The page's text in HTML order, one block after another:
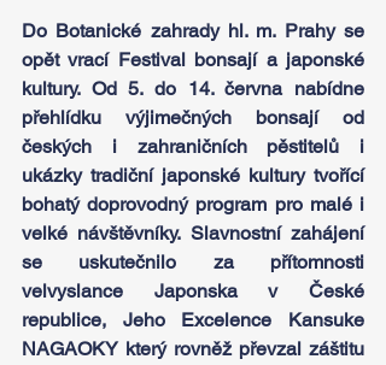
Do Botanické zahrady hl. m. Prahy se
opět vrací Festival bonsají a japonské
kultury. Od 5. do 14. června nabídne
přehlídku výjimečných bonsají od
českých i zahraničních pěstitelů i
ukázky tradiční japonské kultury tvořící
bohatý doprovodný program pro malé i
velké návštěvníky. Slavnostní zahájení
se uskutečnilo za přítomnosti
velvyslance Japonska v České
republice, Jeho Excelence Kansuke
NAGAOKY který rovněž převzal záštitu